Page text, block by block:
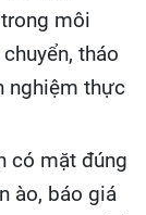
môi
tháo
nghiệm thực
có mặt đúng
ào, báo giá